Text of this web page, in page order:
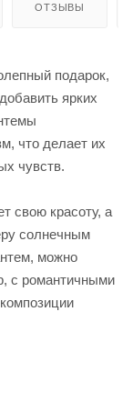
ОТЗЫВЫ
подарок,
ярких
что делает их
чувств.
свою красоту, а
солнечным
можно
с романтичными